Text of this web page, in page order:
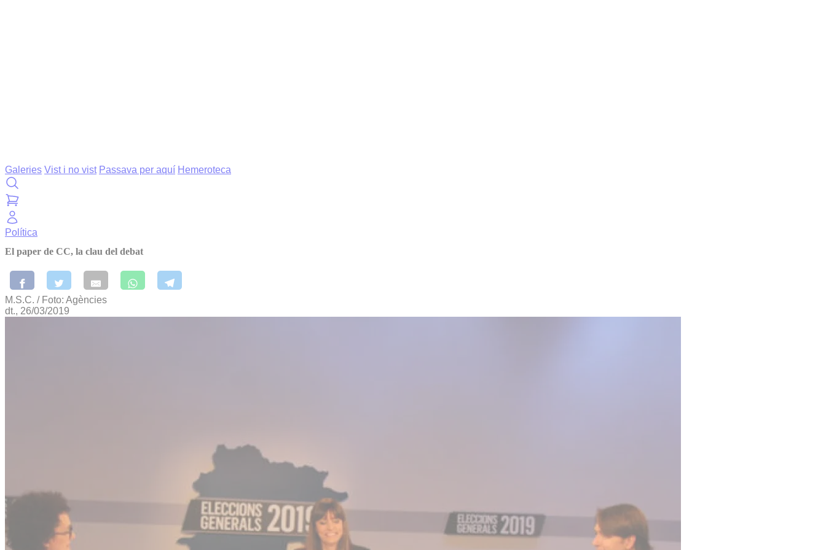
Galeries Vist i no vist Passava per aquí Hemeroteca
Política
El paper de CC, la clau del debat
M.S.C. / Foto: Agències
dt., 26/03/2019